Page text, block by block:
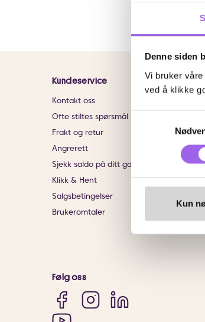
Denne siden
Vi bruker
ved å klikke
Kun
Kundeservice
Kontakt oss
Ofte stiltes spørsmål
Frakt og retur
Angrerett
Sjekk saldo på ditt gavekort
Klikk & Hent
Salgsbetingelser
Brukeromtaler
Følg oss